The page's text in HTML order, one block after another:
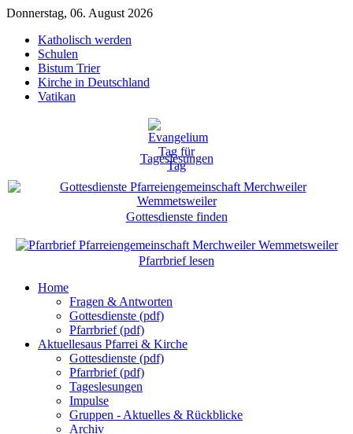
Donnerstag, 06. August 2026
Katholisch werden
Schulen
Bistum Trier
Kirche in Deutschland
Vatikan
Tageslesungen
Gottesdienste finden
Pfarrbrief lesen
Home
Fragen & Antworten
Gottesdienste (pdf)
Pfarrbrief (pdf)
Aktuellesaus Pfarrei & Kirche
Gottesdienste (pdf)
Pfarrbrief (pdf)
Tageslesungen
Impulse
Gruppen - Aktuelles & Rückblicke
Archiv